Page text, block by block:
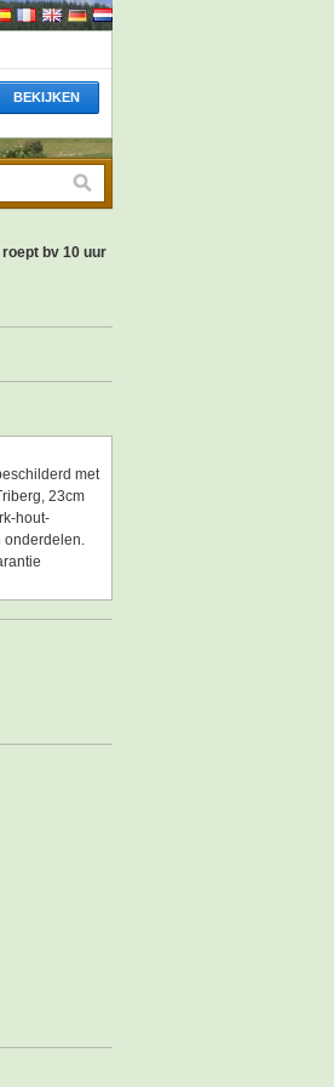
BEKIJKEN
bv 10 uur
met
23cm
hout-
onderdelen.